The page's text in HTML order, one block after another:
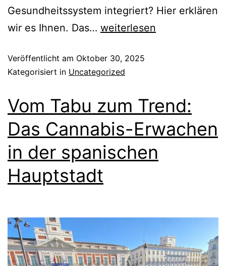
Gesundheitssystem integriert? Hier erklären
wir es Ihnen. Das… weiterlesen
Veröffentlicht am Oktober 30, 2025
Kategorisiert in Uncategorized
Vom Tabu zum Trend:
Das Cannabis-Erwachen
in der spanischen
Hauptstadt